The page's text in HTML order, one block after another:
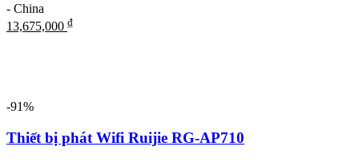
- China
13,675,000 ₫
-91%
Thiết bị phát Wifi Ruijie RG-AP710